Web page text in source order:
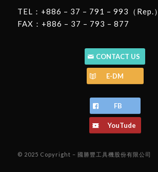
TEL：+886 – 37 – 791 – 993（Rep.）
FAX：+886 – 37 – 793 – 877
CONTACT US
E-DM
FB
YouTude
© 2025 Copyright – 國勝豐工具機股份有限公司